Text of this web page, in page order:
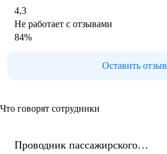
4,3
Не работает с отзывами
84%
Оставить отзыв
Что говорят сотрудники
Проводник пассажирского